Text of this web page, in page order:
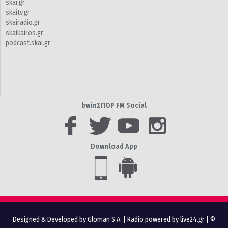
skai.gr
skaitv.gr
skairadio.gr
skaikairos.gr
podcast.skai.gr
bwinΣΠΟΡ FM Social
Download App
Designed & Developed by Gloman S.A. Radio powered by live24.gr | ©